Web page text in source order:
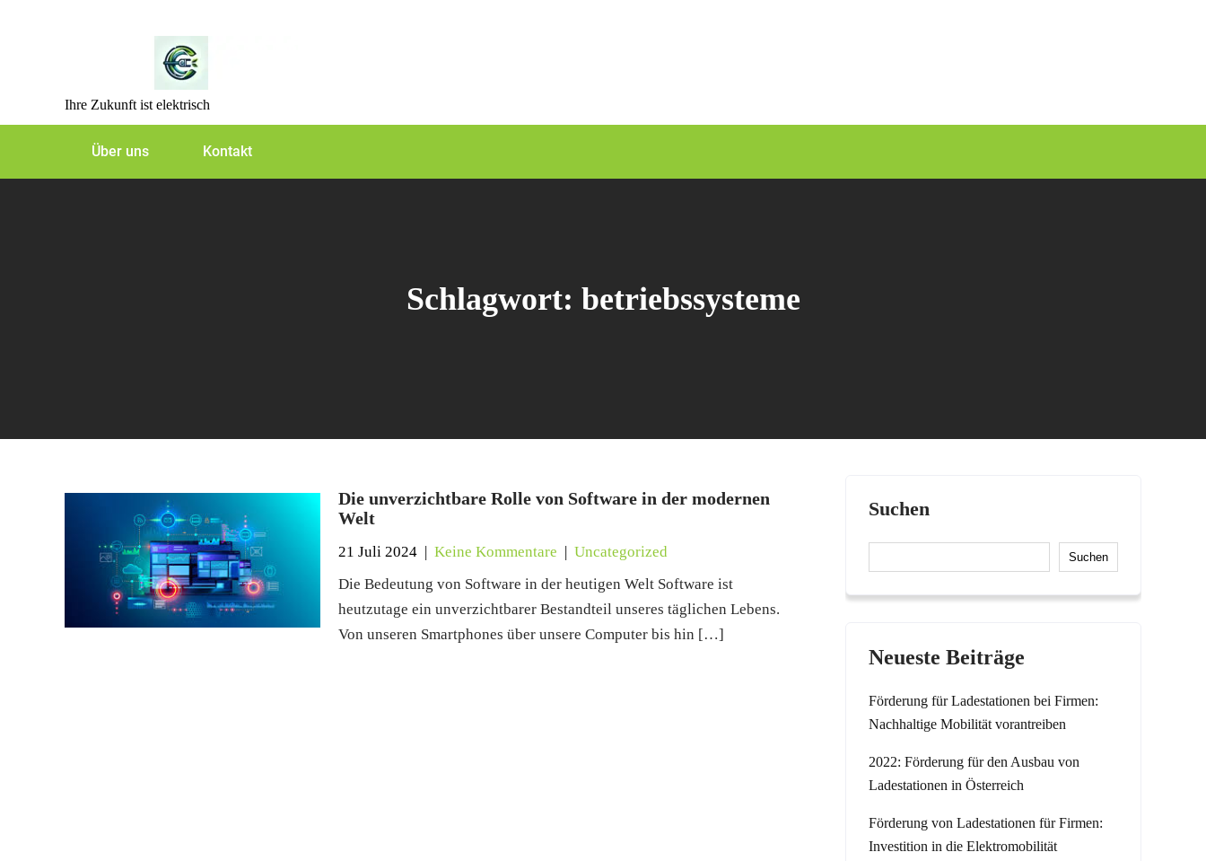
Ihre Zukunft ist elektrisch
Über uns Kontakt
Schlagwort: betriebssysteme
Die unverzichtbare Rolle von Software in der modernen
Welt
21 Juli 2024 |Keine Kommentare |Uncategorized
Die Bedeutung von Software in der heutigen Welt Software ist
heutzutage ein unverzichtbarer Bestandteil unseres täglichen Lebens.
Von unseren Smartphones über unsere Computer bis hin […]
Suchen
Suchen
Neueste Beiträge
Förderung für Ladestationen bei Firmen:
Nachhaltige Mobilität vorantreiben
2022: Förderung für den Ausbau von
Ladestationen in Österreich
Förderung von Ladestationen für Firmen:
Investition in die Elektromobilität